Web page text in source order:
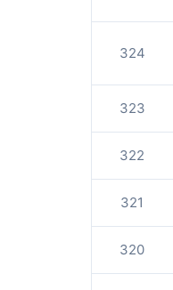
324
323
322
321
320